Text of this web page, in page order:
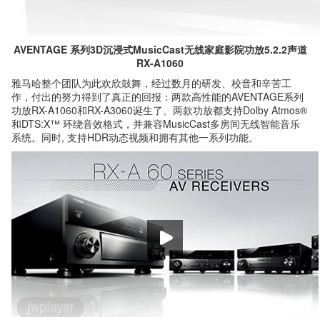
AVENTAGE 系列3D沉浸式MusicCast无线家庭影院功放5.2.2声道
RX-A1060
雅马哈整个团队为此欢欣鼓舞，经过数月的研发、校音和辛苦工
作，付出的努力得到了真正的回报：两款高性能的AVENTAGE系列
功放RX-A1060和RX-A3060诞生了。两款功放都支持Dolby Atmos®
和DTS:X™ 环绕音效格式，并兼容MusicCast多房间无线智能音乐
系统。同时, 支持HDR动态视频和拥有其他一系列功能。